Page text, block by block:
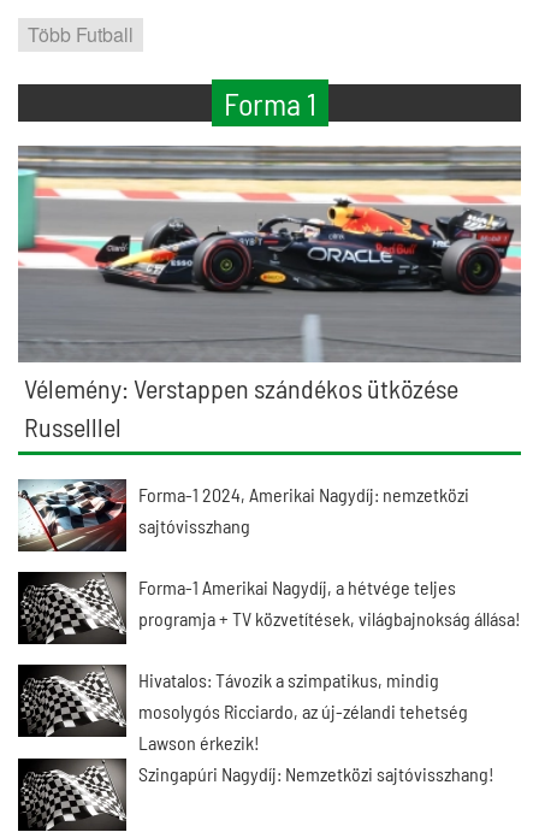
Több Futball
Forma 1
Vélemény: Verstappen szándékos ütközése
Russelllel
Forma-1 2024, Amerikai Nagydíj: nemzetközi
sajtóvisszhang
Forma-1 Amerikai Nagydíj, a hétvége teljes
programja + TV közvetítések, világbajnokság állása!
Hivatalos: Távozik a szimpatikus, mindig
mosolygós Ricciardo, az új-zélandi tehetség
Lawson érkezik!
Szingapúri Nagydíj: Nemzetközi sajtóvisszhang!